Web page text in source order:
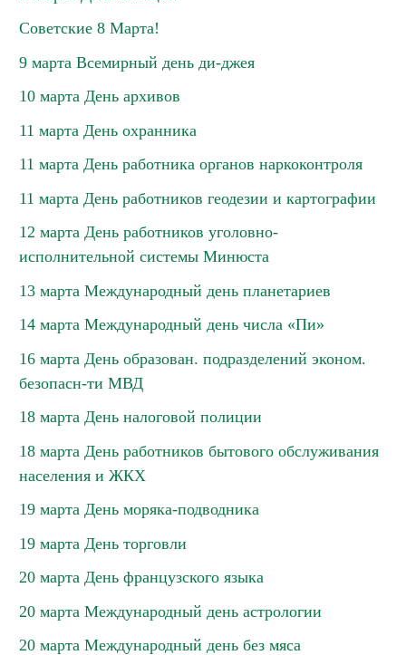
Советские 8 Марта!
9 марта Всемирный день ди-джея
10 марта День архивов
11 марта День охранника
11 марта День работника органов наркоконтроля
11 марта День работников геодезии и картографии
12 марта День работников уголовно-
исполнительной системы Минюста
13 марта Международный день планетариев
14 марта Международный день числа «Пи»
16 марта День образован. подразделений эконом.
безопасн-ти МВД
18 марта День налоговой полиции
18 марта День работников бытового обслуживания
населения и ЖКХ
19 марта День моряка-подводника
19 марта День торговли
20 марта День французского языка
20 марта Международный день астрологии
20 марта Международный день без мяса